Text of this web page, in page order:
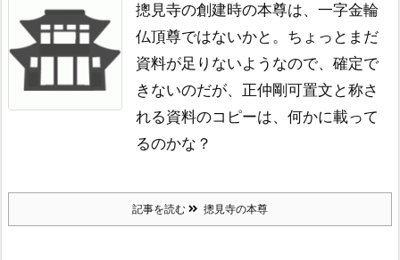
摠見寺の創建時の本尊は、 一字金輪
仏頂尊ではないかと。 ちょっとまだ
資料が足りないようなので、 確定で
きないのだが、 正仲剛可置文と称さ
れる資料のコピーは、 何かに載って
るのかな？
記事を読む 摠見寺の本尊